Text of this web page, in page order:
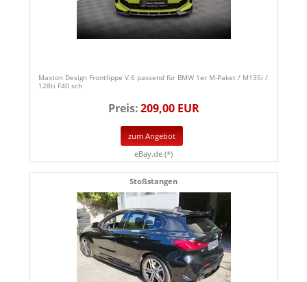
Maxton Design Frontlippe V.6 passend für BMW 1er M-Paket / M135i /
128ti F40 sch
Preis:209,00 EUR
zum Angebot
eBay.de (*)
Stoßstangen